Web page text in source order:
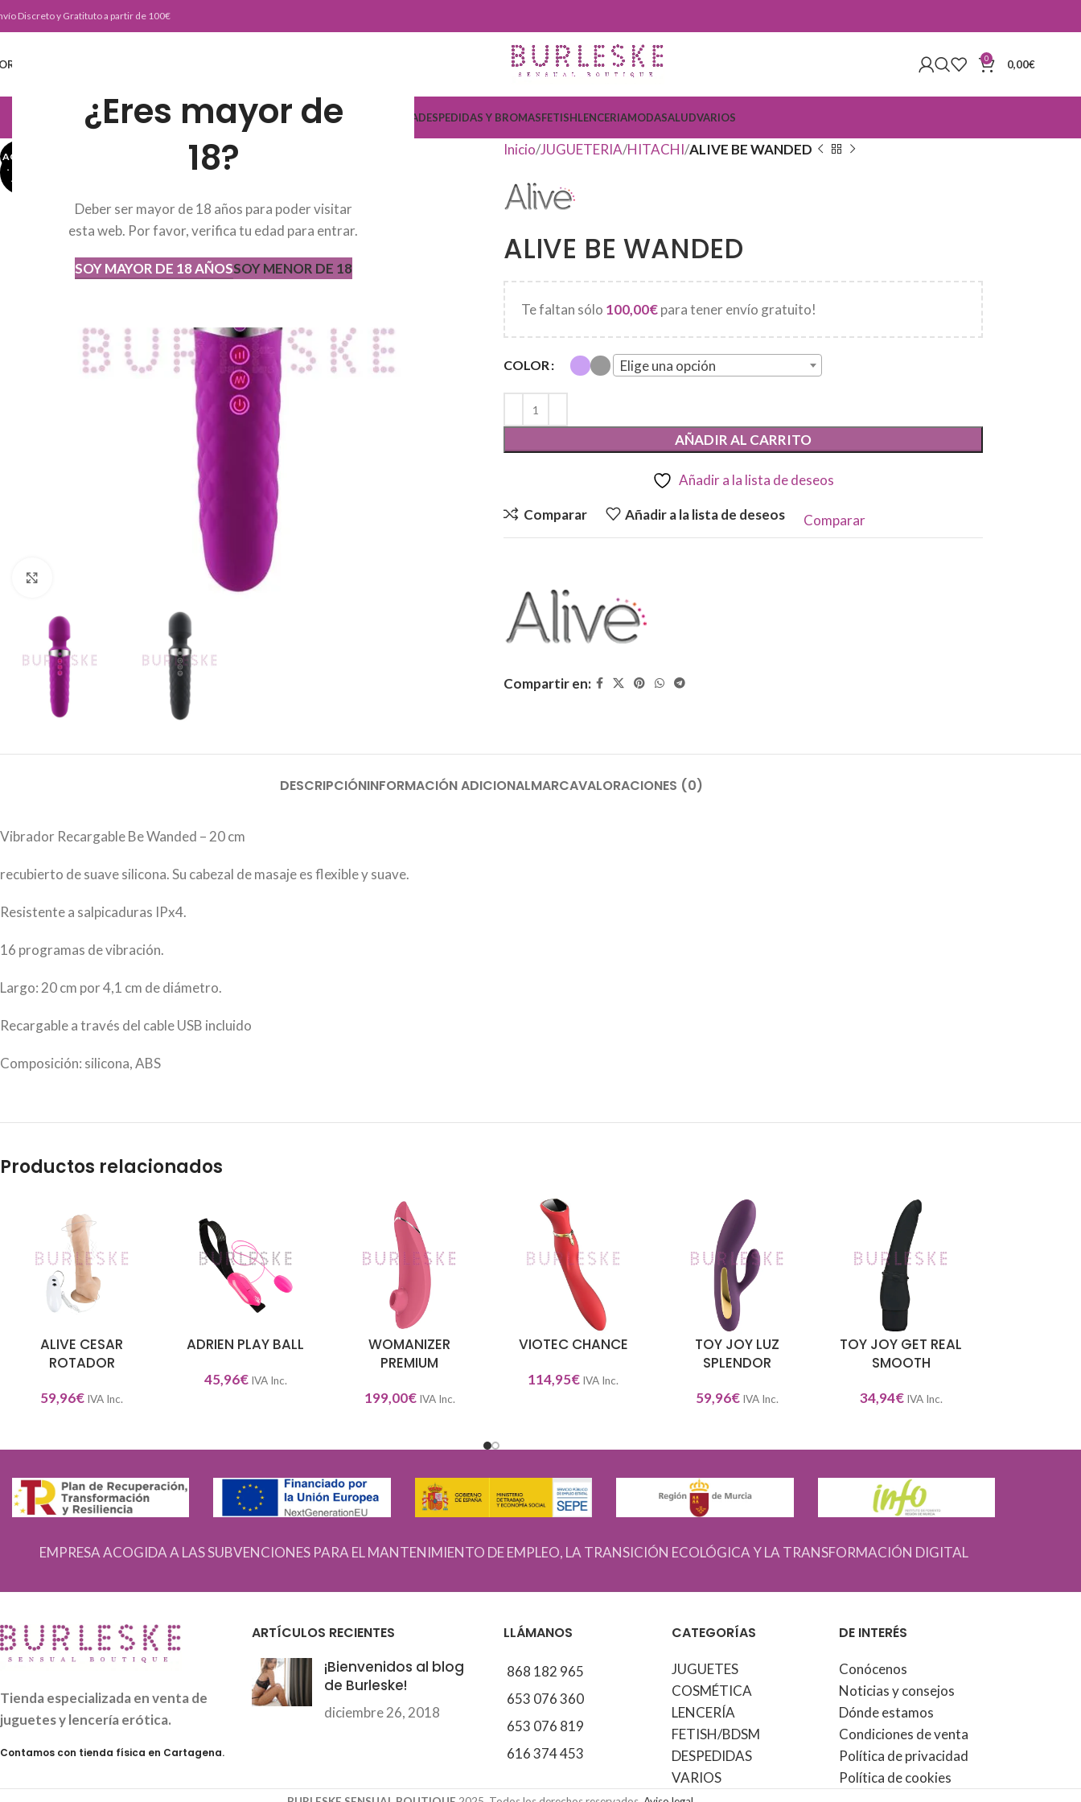
¿Eres mayor de
18?
Deber ser mayor de 18 años para poder visitar
esta web. Por favor, verifica tu edad para entrar.
SOY MAYOR DE 18 AÑOSSOY MENOR DE 18
Discreto y Gratituto a partir de 100€
0 0,00€
JUGUETERIA COSMETICADESPEDIDAS Y BROMASFETISHLENCERIAMODASALUDVARIOS
AGOT
ADO
AGOTADO Inicio JUGUETERIA HITACHI ALIVE BE WANDED
ALIVE BE WANDED
Te faltan sólo 100,00€para tener envío gratuito!
COLOR Elige una opción
AÑADIR AL CARRITO
Añadir a la lista de deseos
Comparar Añadir a la lista de deseos Comparar
Compartir en:
DESCRIPCIÓNINFORMACIÓN ADICIONALMARCAVALORACIONES (0)
Vibrador Recargable Be Wanded – 20 cm
recubierto de suave silicona. Su cabezal de masaje es flexible y suave.
Resistente a salpicaduras IPx4.
16 programas de vibración.
Largo: 20 cm por 4,1 cm de diámetro.
Recargable a través del cable USB incluido
Composición: silicona, ABS
Productos relacionados
AÑADIR AL CARRITO
ALIVE CESAR
ROTADOR
59,96€ IVA Inc.
AÑADIR AL CARRITO
ADRIEN PLAY BALL
45,96€ IVA Inc.
SELECCIONAR OPCIONES
WOMANIZER
PREMIUM
199,00€ IVA Inc.
SELECCIONAR OPCIONES
VIOTEC CHANCE
114,95€ IVA Inc.
SELECCIONAR OPCIONES
TOY JOY LUZ
SPLENDOR
59,96€ IVA Inc.
SELECCIONAR OPCIONES
TOY JOY GET REAL
SMOOTH
34,94€ IVA Inc.
EMPRESA ACOGIDA A LAS SUBVENCIONES PARA EL MANTENIMIENTO DE EMPLEO, LA TRANSICIÓN ECOLÓGICA Y LA TRANSFORMACIÓN DIGITAL
Tienda especializada en venta de
juguetes y lencería erótica.
Contamos con tienda física en Cartagena.
ARTÍCULOS RECIENTES
¡Bienvenidos al blog
de Burleske!
diciembre 26, 2018
LLÁMANOS
868 182 965
653 076 360
653 076 819
616 374 453
CATEGORÍAS
JUGUETES
COSMÉTICA
LENCERÍA
FETISH/BDSM
DESPEDIDAS
VARIOS
DE INTERÉS
Conócenos
Noticias y consejos
Dónde estamos
Condiciones de venta
Política de privacidad
Política de cookies